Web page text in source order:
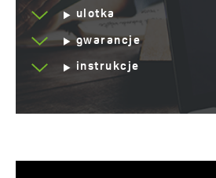
ulotka
gwarancje
instrukcje